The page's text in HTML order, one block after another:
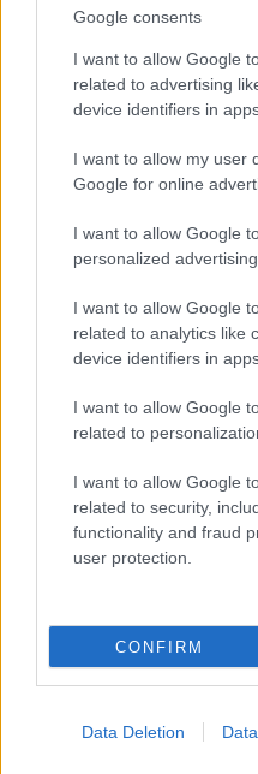
Google consents
I want to allow Google
related to advertising
device identifiers in
I want to allow my user
Google for online
I want to allow Google
personalized advertising.
I want to allow Google
related to analytics like
device identifiers in
I want to allow Google
related to
I want to allow Google
related to security,
functionality and fraud
user protection.
CONFIRM
Data Deletion
Ροή Ειδήσεων
Ιράν: Δεν
παραβιάζεται η
ΣΑΝ ΣΗΜΕΡΑ – 9
της
14:05